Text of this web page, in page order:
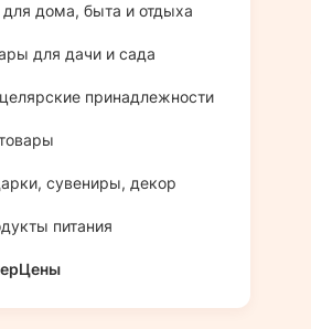
для дома, быта и отдыха
для дачи и сада
принадлежности
сувениры, декор
питания